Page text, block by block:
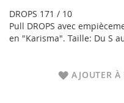
DROPS 171 / 10
Pull DROPS avec
en "Karisma". Taille: Du S
AJOUTER À